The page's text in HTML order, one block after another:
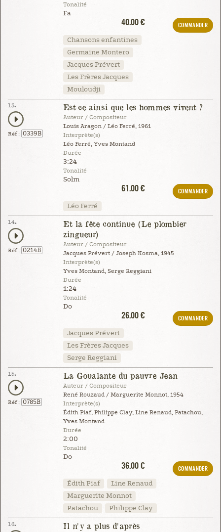
Tonalité
Fa
40.00 €
COMMANDER
Chansons enfantines
Germaine Montero
Jacques Prévert
Les Frères Jacques
Mouloudji
13.
Réf : 0339B
Est-ce ainsi que les hommes vivent ?
Auteur / Compositeur
Louis Aragon / Léo Ferré, 1961
Interprète(s)
Léo Ferré, Yves Montand
Durée
3:24
Tonalité
Solm
61.00 €
COMMANDER
Léo Ferré
14.
Réf : 0214B
Et la fête continue (Le plombier
zingueur)
Auteur / Compositeur
Jacques Prévert / Joseph Kosma, 1945
Interprète(s)
Yves Montand, Serge Reggiani
Durée
1:24
Tonalité
Do
26.00 €
COMMANDER
Jacques Prévert
Les Frères Jacques
Serge Reggiani
15.
Réf : 0785B
La Goualante du pauvre Jean
Auteur / Compositeur
René Rouzaud / Marguerite Monnot, 1954
Interprète(s)
Édith Piaf, Philippe Clay, Line Renaud, Patachou,
Yves Montand
Durée
2:00
Tonalité
Do
36.00 €
COMMANDER
Édith Piaf
Line Renaud
Marguerite Monnot
Patachou
Philippe Clay
16. Il n'y a plus d'après